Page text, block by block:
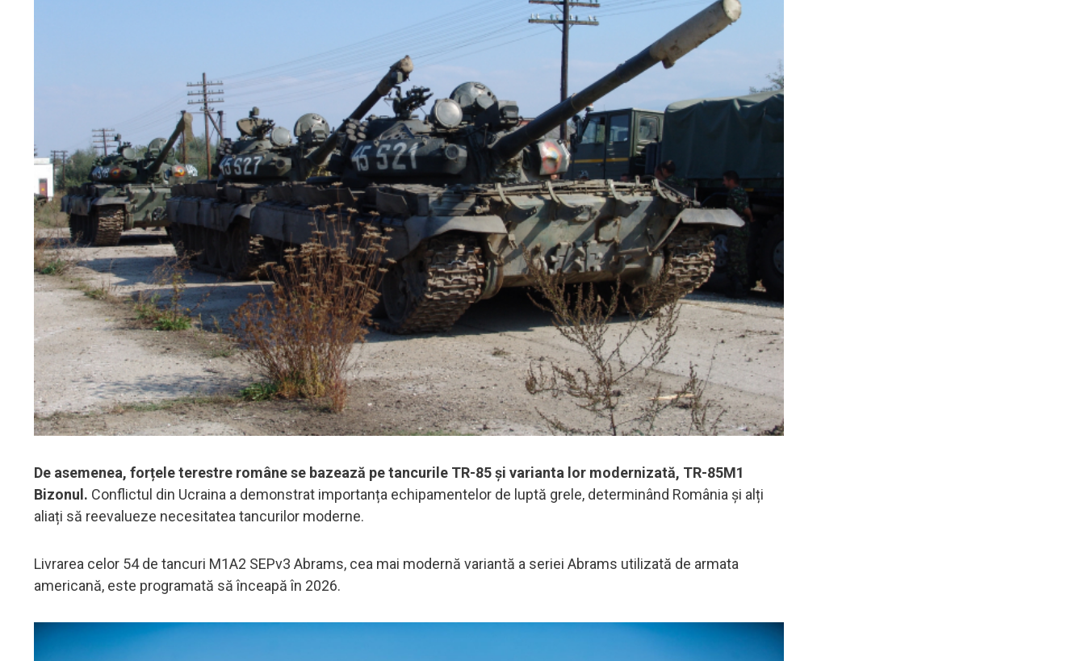
De asemenea, forțele terestre române se bazează pe tancurile TR-85 și varianta lor modernizată, TR-85M1
Bizonul. Conflictul din Ucraina a demonstrat importanța echipamentelor de luptă grele, determinând România și alți
aliați să reevalueze necesitatea tancurilor moderne.
Livrarea celor 54 de tancuri M1A2 SEPv3 Abrams, cea mai modernă variantă a seriei Abrams utilizată de armata
americană, este programată să înceapă în 2026.